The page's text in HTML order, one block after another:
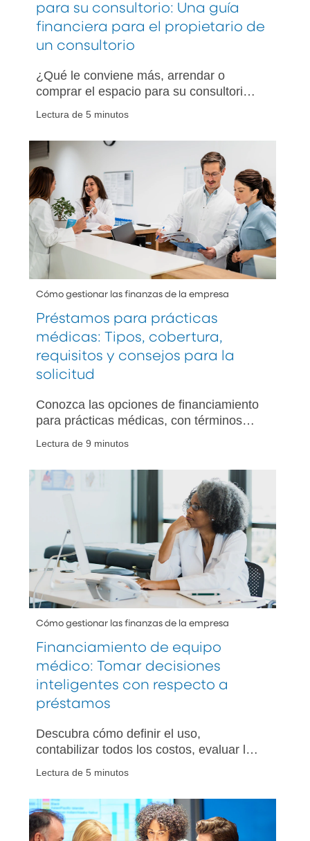
para su consultorio: Una guía
financiera para el propietario de
un consultorio
¿Qué le conviene más, arrendar o
comprar el espacio para su consultorio?
tiempos que debe considerar para tomar
la decisión correcta a largo plazo.
Lectura de 5 minutos
Cómo gestionar las finanzas de la empresa
Préstamos para prácticas
médicas: Tipos, cobertura,
requisitos y consejos para la
solicitud
Conozca las opciones de financiamiento
para prácticas médicas, con términos
según las necesidades de su práctica
médica.
Lectura de 9 minutos
Cómo gestionar las finanzas de la empresa
Financiamiento de equipo
médico: Tomar decisiones
inteligentes con respecto a
préstamos
Descubra cómo definir el uso,
contabilizar todos los costos, evaluar las
médicos.
Lectura de 5 minutos